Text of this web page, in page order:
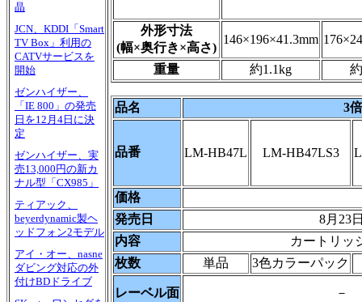
晶
JCN、KDDI「Smart
TV Box」利用の
CATVサービスを
開始
ゼンハイザー、
「IE 800」の発売
日を12月4日に決
定
ゼンハイザー、実
売13,000円の新カ
ナル型「CX985」
ティアック、
beyerdynamic製ヘ
ッドフォン2モデル
アイ・オー、nasne
ダビング対応の外
付けBDドライブ
外形寸法
(幅×奥行き×高さ)
146×196×41.3mm
重量 約1.1kg
品名 3
品番 LM-HB47L LM-HB47LS3
価格
発売日
8月23
内容
カートリッ
枚数
単品 3色カラーパック
レーベル面 －